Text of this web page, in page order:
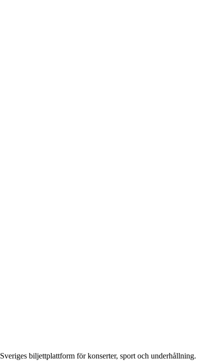
Sveriges biljettplattform för konserter, sport och underhållning.